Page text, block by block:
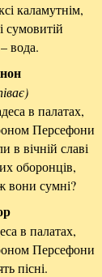
каламутнім,
сумовитій
вода.
в палатах,
Персефони
в вічній славі
оборонців,
вони сумні?
в палатах,
Персефони
пісні.